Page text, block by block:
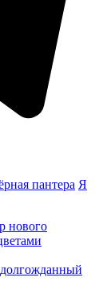
пантера Я
нового